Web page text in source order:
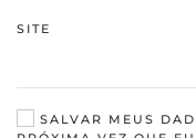
SITE
SALVAR MEUS